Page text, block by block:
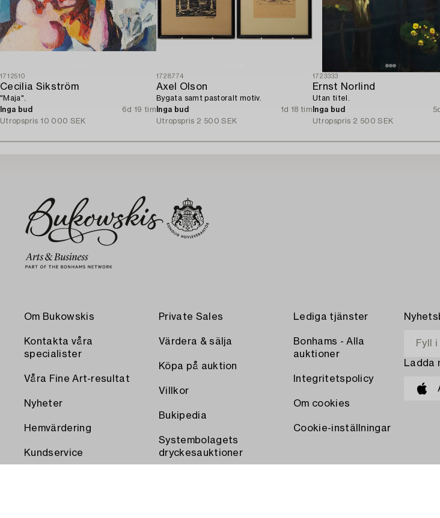
1712510
Cecilia Sikström
"Maja".
Inga bud
6d 19 tim
Utropspris 10 000 SEK
1728774
Axel Olson
Bygata samt pastoralt motiv.
Inga bud
1d 18 tim
Utropspris 2 500 SEK
1723333
Ernst Norlind
Utan titel.
Inga bud
Utropspris 2 500 SEK
Om Bukowskis
Kontakta våra
specialister
Våra Fine Art-resultat
Nyheter
Hemvärdering
Kundservice
Private Sales
Värdera & sälja
Köpa på auktion
Villkor
Bukipedia
Systembolagets
dryckesauktioner
Lediga tjänster
Bonhams - Alla
auktioner
Integritetspolicy
Om cookies
Cookie-inställningar
Ladda